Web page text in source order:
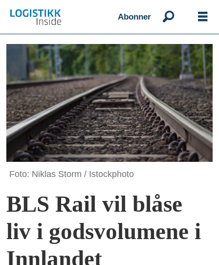
Abonner
Foto: Niklas Storm / Istockphoto
BLS Rail vil blåse
liv i godsvolumene i
Innlandet